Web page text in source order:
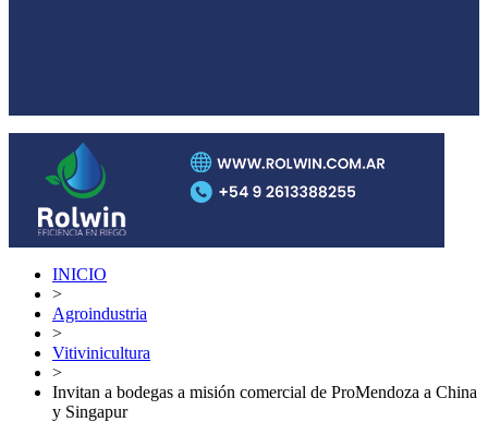
INICIO
>
Agroindustria
>
Vitivinicultura
>
Invitan a bodegas a misión comercial de ProMendoza a China
y Singapur